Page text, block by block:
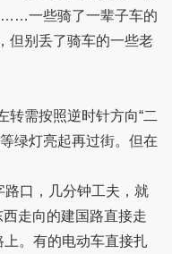
……一些骑了一辈子车的
但别丢了骑车的一些老
转需按照逆时针方向“二
绿灯亮起再过街。但在
口，几分钟工夫，就
走向的建国路直接走
上。有的电动车直接扎